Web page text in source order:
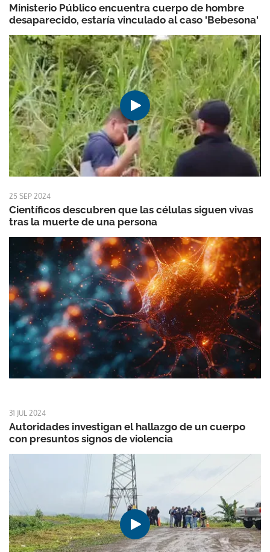
Ministerio Público encuentra cuerpo de hombre
desaparecido, estaría vinculado al caso 'Bebesona'
25 SEP 2024
Científicos descubren que las células siguen vivas
tras la muerte de una persona
31 JUL 2024
Autoridades investigan el hallazgo de un cuerpo
con presuntos signos de violencia